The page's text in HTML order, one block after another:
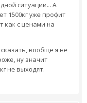
ситуации... А
1500кг уже профит
как с ценами на
вообще я не
ну значит
не выходят.